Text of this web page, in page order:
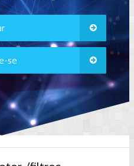
se